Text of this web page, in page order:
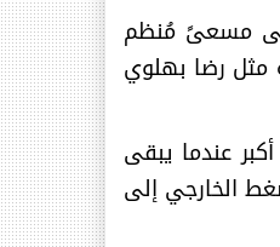
إلى مسعىً مُنظم
مثل رضا بهلوي
عندما يبقى
الخارجي إلى